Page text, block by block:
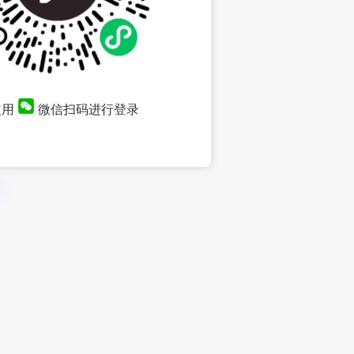
微信扫码进行登录